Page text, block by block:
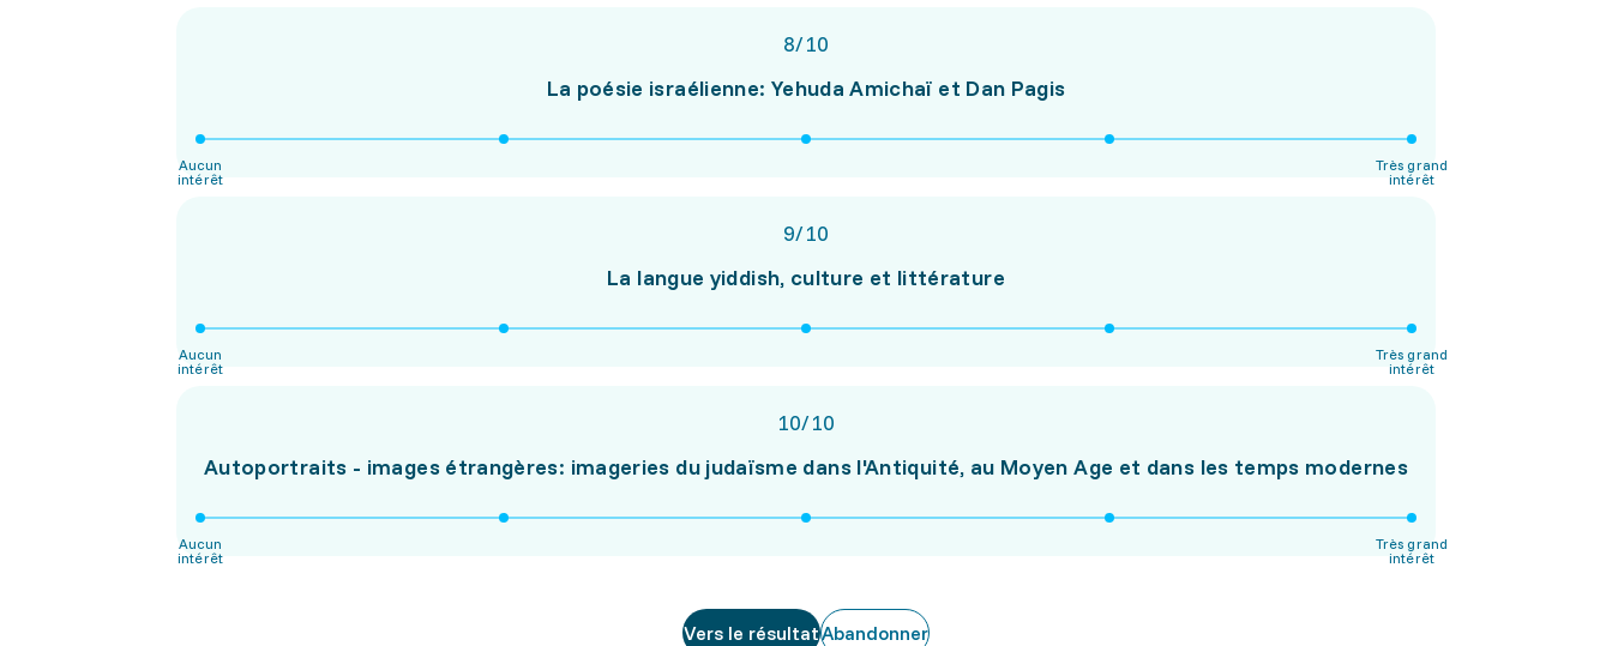
8/10
La poésie israélienne: Yehuda Amichaï et Dan Pagis
Aucun
intérêt
Très grand
intérêt
9/10
La langue yiddish, culture et littérature
Aucun
intérêt
Très grand
intérêt
10/10
Autoportraits - images étrangères: imageries du judaïsme dans l'Antiquité, au Moyen Age et dans les temps modernes
Aucun
intérêt
Très grand
intérêt
Vers le résultatAbandonner